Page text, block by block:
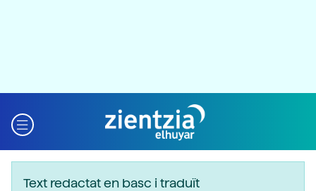
Text redactat en basc i traduït